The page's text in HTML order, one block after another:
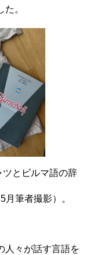
。
とビルマ語の辞
筆者撮影）。
人々が話す言語を